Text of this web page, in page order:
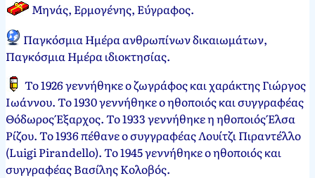
Μηνάς, Ερμογένης, Εύγραφος.
Παγκόσμια Ημέρα ανθρωπίνων δικαιωμάτων,
Παγκόσμια Ημέρα ιδιοκτησίας.
Το 1926 γεννήθηκε ο ζωγράφος και χαράκτης Γιώργος
Ιωάννου. Το 1930 γεννήθηκε ο ηθοποιός και συγγραφέας
Θόδωρος Έξαρχος. Το 1933 γεννήθηκε η ηθοποιός Έλσα
Ρίζου. Το 1936 πέθανε ο συγγραφέας Λουίτζι Πιραντέλλο
(Luigi Pirandello). Το 1945 γεννήθηκε ο ηθοποιός και
συγγραφέας Βασίλης Κολοβός.